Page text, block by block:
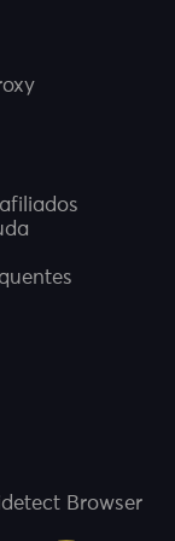
Browser